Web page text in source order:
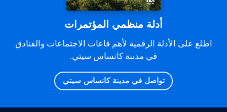
أدلة منظمي المؤتمرات
اطلع على الأدلة الرقمية لأهم قاعات الاجتماعات والفنادق
في مدينة كانساس سيتي.
تواصل في مدينة كانساس سيتي